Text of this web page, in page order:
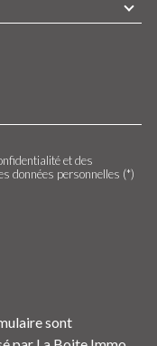
et des
données personnelles (*)
sont